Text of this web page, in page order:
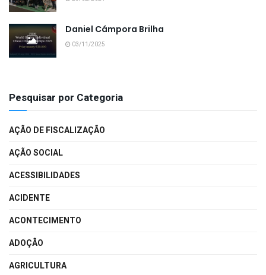
Daniel Cámpora Brilha
03/11/2025
Pesquisar por Categoria
AÇÃO DE FISCALIZAÇÃO
AÇÃO SOCIAL
ACESSIBILIDADES
ACIDENTE
ACONTECIMENTO
ADOÇÃO
AGRICULTURA